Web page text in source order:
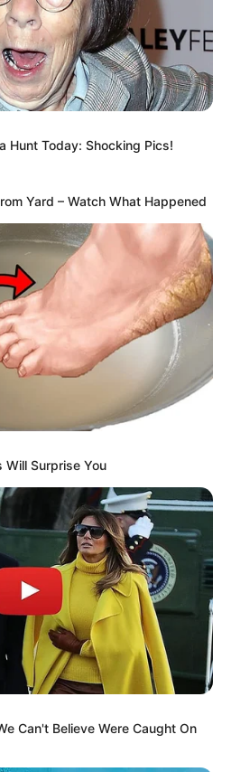
Hunt Today: Shocking Pics!
Yard – Watch What Happened
Will Surprise You
Can't Believe Were Caught On